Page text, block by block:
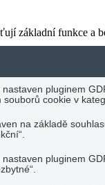
základní funkce a
pluginem
cookie v
na základě
pluginem